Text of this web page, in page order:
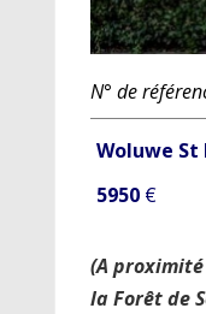
N° de
Woluwe St
5950€
(A
la Forêt de